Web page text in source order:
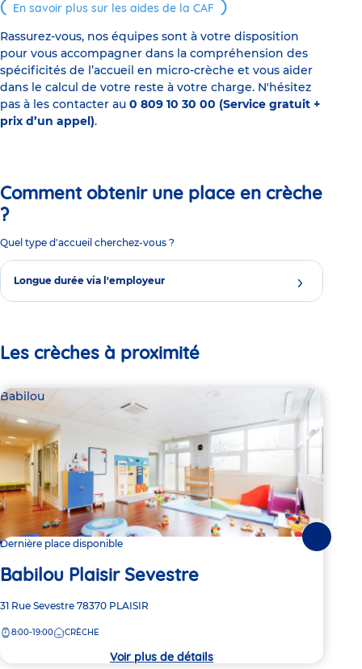
En savoir plus sur les aides de la CAF
Rassurez-vous, nos équipes sont à votre disposition
pour vous accompagner dans la compréhension des
spécificités de l’accueil en micro-crèche et vous aider
dans le calcul de votre reste à votre charge. N'hésitez
pas à les contacter au 0 809 10 30 00 (Service gratuit +
prix d’un appel).
Comment obtenir une place en crèche
?
Quel type d'accueil cherchez-vous ?
Longue durée via l'employeur
Les crèches à proximité
Babilou
Dernière place disponible
Babilou Plaisir Sevestre
Adresse
la
31 Rue Sevestre 78370 PLAISIR
8:00-19:00 CRÈCHE
Voir plus de détails